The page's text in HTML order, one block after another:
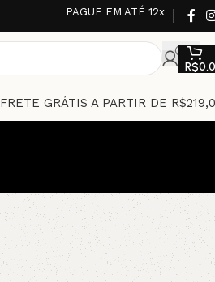
PAGUE EM ATÉ 12x
R$
FRETE GRÁTIS A PARTIR DE